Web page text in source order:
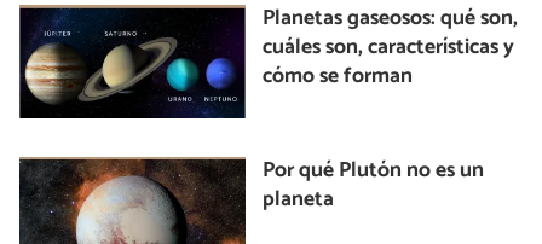
Planetas gaseosos: qué son,
cuáles son, características y
cómo se forman
Por qué Plutón no es un
planeta